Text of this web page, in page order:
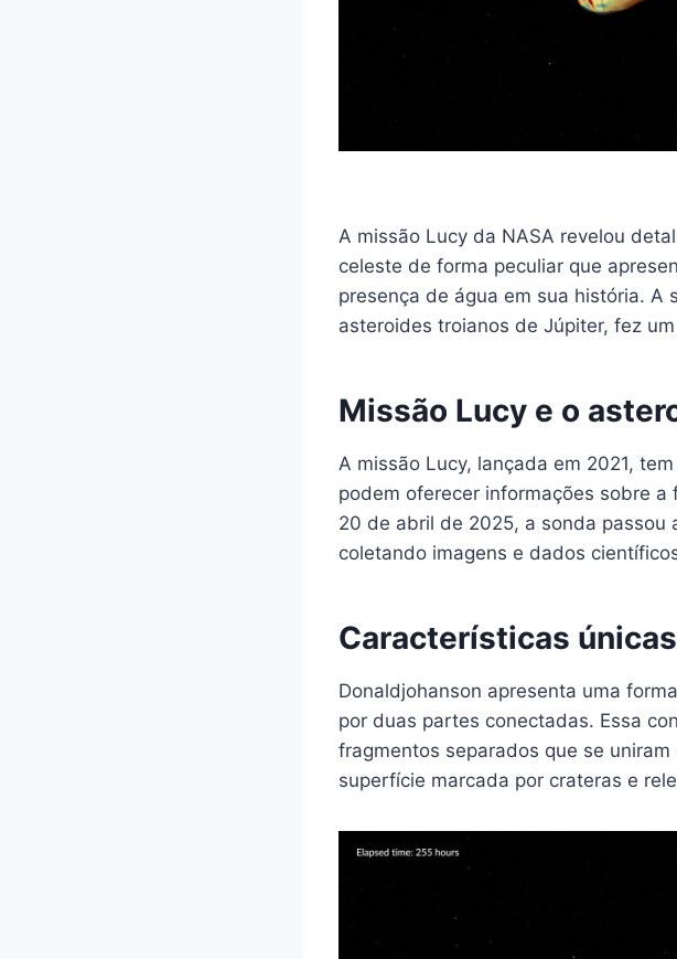
A missão Lucy da NASA revelou
celeste de forma peculiar que
presença de água em sua história. A
asteroides troianos de Júpiter, fez
Missão Lucy e o
A missão Lucy, lançada em 2021,
podem oferecer informações sobre
20 de abril de 2025, a sonda passou
coletando imagens e dados
Características
Donaldjohanson apresenta uma
por duas partes conectadas. Essa
fragmentos separados que se
superfície marcada por crateras e